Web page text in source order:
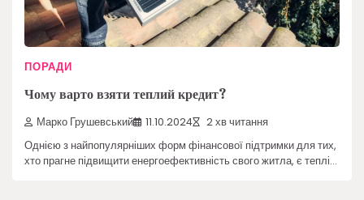
ПОРАДИ
Чому варто взяти теплий кредит?
Марко Грушевський 11.10.2024 2 хв читання
Однією з найпопулярніших форм фінансової підтримки для тих,
хто прагне підвищити енергоефективність свого житла, є теплі…